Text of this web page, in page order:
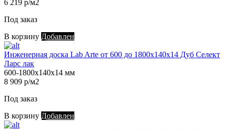
6 219 р/м2
Под заказ
В корзину Добавлен
Инженерная доска Lab Arte от 600 до 1800х140х14 Дуб Селект
Ларс лак
600-1800х140х14 мм
8 909 р/м2
Под заказ
В корзину Добавлен